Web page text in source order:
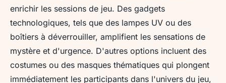
enrichir les sessions de jeu. Des gadgets
technologiques, tels que des lampes UV ou des
boîtiers à déverrouiller, amplifient les sensations de
mystère et d'urgence. D'autres options incluent des
costumes ou des masques thématiques qui plongent
immédiatement les participants dans l'univers du jeu,